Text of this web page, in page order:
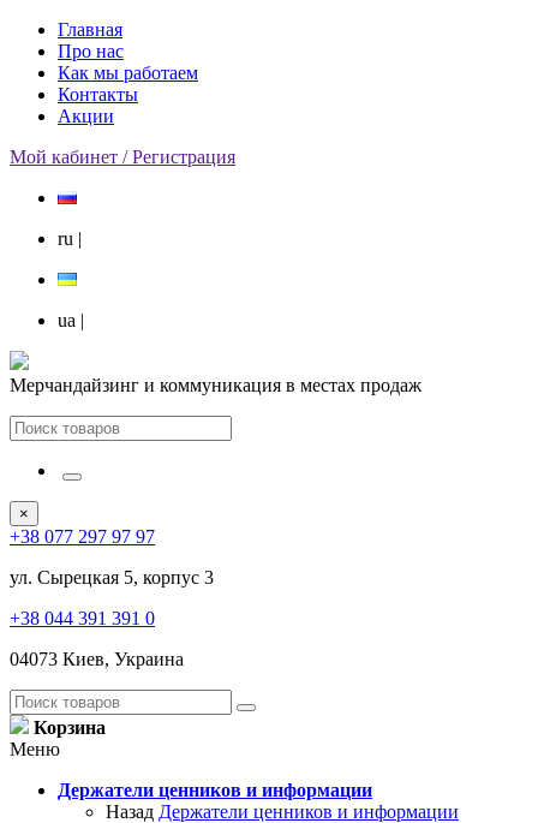
Главная
Про нас
Как мы работаем
Контакты
Акции
Мой кабинет / Регистрация
ru |
ua |
Мерчандайзинг и коммуникация в местах продаж
×
+38 077 297 97 97
ул. Сырецкая 5, корпус 3
+38 044 391 391 0
04073 Киев, Украина
Корзина
Меню
Держатели ценников и информации
Назад Держатели ценников и информации